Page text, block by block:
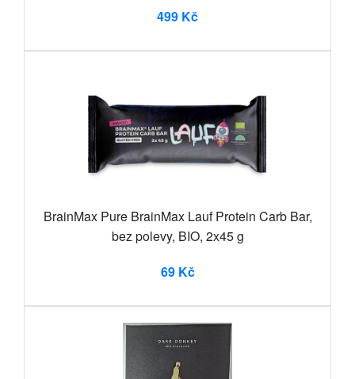
499 Kč
BrainMax Pure BrainMax Lauf Protein Carb Bar,
bez polevy, BIO, 2x45 g
69 Kč